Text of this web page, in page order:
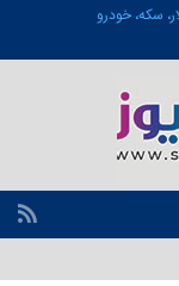
سکه، خودرو